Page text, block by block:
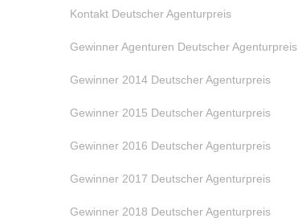
Kontakt Deutscher Agenturpreis
Gewinner Agenturen Deutscher Agenturpreis
Gewinner 2014 Deutscher Agenturpreis
Gewinner 2015 Deutscher Agenturpreis
Gewinner 2016 Deutscher Agenturpreis
Gewinner 2017 Deutscher Agenturpreis
Gewinner 2018 Deutscher Agenturpreis